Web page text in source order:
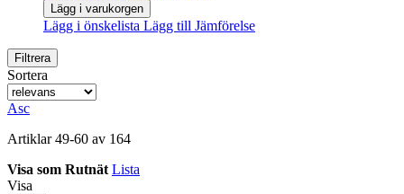
Lägg i varukorgen
Lägg i önskelista Lägg till Jämförelse
Filtrera
Sortera
Asc
Artiklar49-60 av 164
Visa som Rutnät Lista
Visa